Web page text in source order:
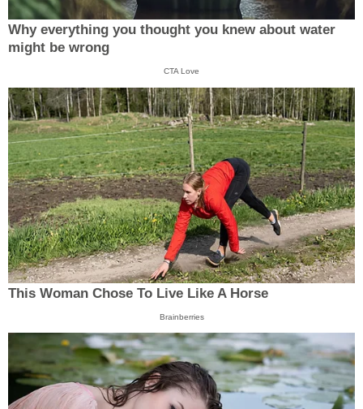
Why everything you thought you knew about water
might be wrong
CTA Love
This Woman Chose To Live Like A Horse
Brainberries